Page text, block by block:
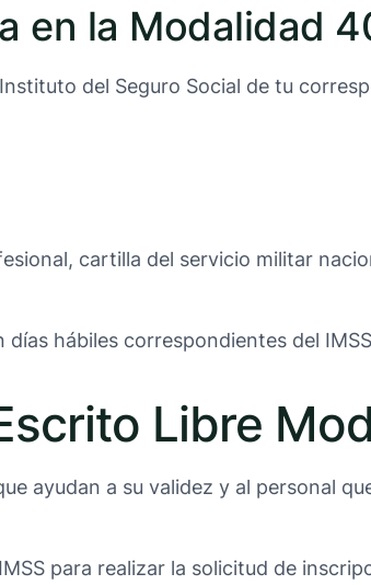
en la Modalidad
del Seguro Social de tu
cartilla del servicio militar
hábiles correspondientes del
Libre
ayudan a su validez y al personal
para realizar la solicitud de